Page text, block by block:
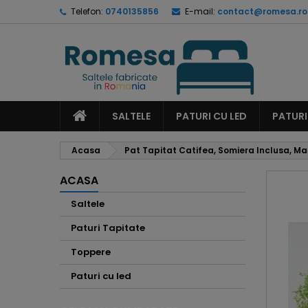
Telefon: 0740135856 E-mail: contact@romesa.ro
SALTELE PATURI CU LED
Acasa Pat Tapitat Catifea, Somiera Inclusa,
ACASA
Saltele
Paturi Tapitate
Toppere
Paturi cu led